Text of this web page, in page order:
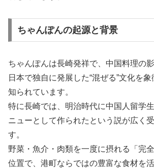
ちゃんぽんの起源と背景
ちゃんぽんは長崎発祥で、中国料理の
日本で独自に発展した“混ぜる”文化を
知られています。
特に長崎では、明治時代に中国人留学
ニューとして作られたという説が広く
す。
野菜・魚介・肉類を一度に摂れる「完
位置で、港町ならではの豊富な食材を